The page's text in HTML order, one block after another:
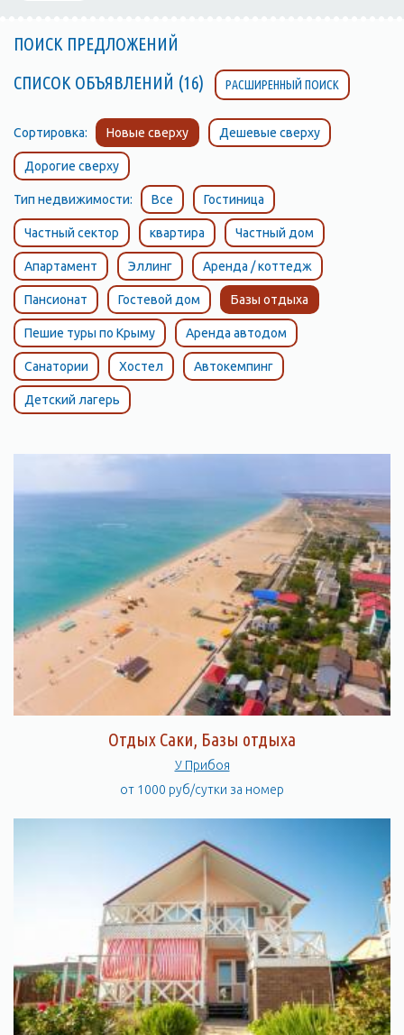
ПОИСК ПРЕДЛОЖЕНИЙ
СПИСОК ОБЪЯВЛЕНИЙ (16)
РАСШИРЕННЫЙ ПОИСК
Сортировка: Новые сверху Дешевые сверху
Дорогие сверху
Тип недвижимости: Все Гостиница
Частный сектор квартира Частный дом
Апартамент Эллинг Аренда / коттедж
Пансионат Гостевой дом Базы отдыха
Пешие туры по Крыму Аренда автодом
Санатории Хостел Автокемпинг
Детский лагерь
Отдых Саки, Базы отдыха
У Прибоя
от 1000 руб/сутки за номер